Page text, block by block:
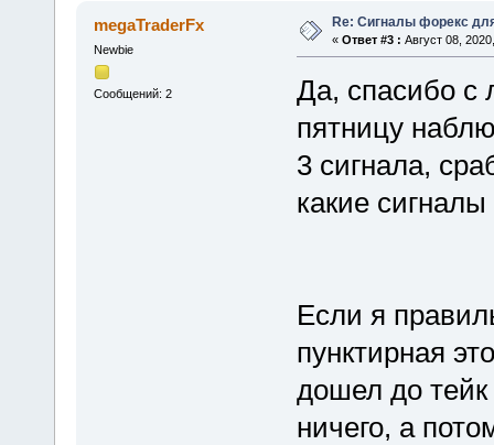
megaTraderFx
Newbie
Сообщений: 2
Re: Сигналы форекс
« Ответ #3 : Август 08,
Да, спасибо с
пятницу
3 сигнала,
какие сигналы
Если я
пунктирная
дошел до
ничего, а